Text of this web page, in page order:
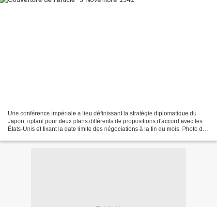
Une conférence impériale a lieu définissant la stratégie diplomatique du
Japon, optant pour deux plans différents de propositions d'accord avec les
États-Unis et fixant la date limite des négociations à la fin du mois. Photo de